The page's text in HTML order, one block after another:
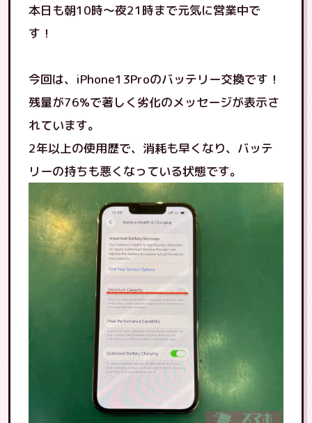
本日も朝10時〜夜21時まで元気に営業中で
す！
今回は、iPhone13Proのバッテリー交換です！
残量が76%で著しく劣化のメッセージが表示さ
れています。
2年以上の使用歴で、消耗も早くなり、バッテ
リーの持ちも悪くなっている状態です。